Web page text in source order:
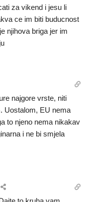
za vikend i jesu li
ce im biti buducnost
njihova briga jer im
najgore vrste, niti
Uostalom, EU nema
to njeno nema nikakav
i ne bi smjela